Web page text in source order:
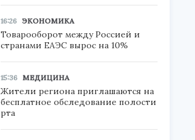
16:26 ЭКОНОМИКА
Товарооборот между Россией и
странами ЕАЭС вырос на 10%
15:36 МЕДИЦИНА
Жители региона приглашаются на
бесплатное обследование полости
рта